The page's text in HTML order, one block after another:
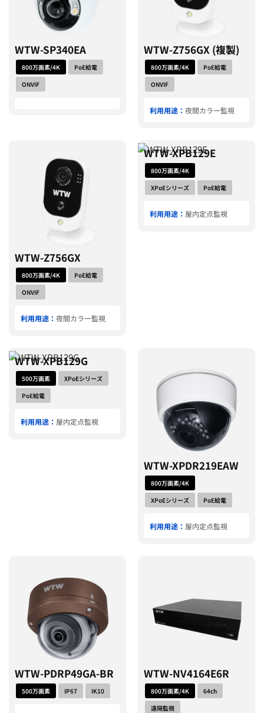
WTW-SP340EA
800万画素/4K
PoE給電
ONVIF
WTW-Z756GX (複製)
800万画素/4K
PoE給電
ONVIF
利用用途： 夜間カラー監視
WTW-Z756GX
800万画素/4K
PoE給電
ONVIF
利用用途： 夜間カラー監視
WTW-XPB129E
800万画素/4K
XPoEシリーズ
PoE給電
利用用途： 屋内定点監視
WTW-XPB129G
500万画素
XPoEシリーズ
PoE給電
利用用途： 屋内定点監視
WTW-XPDR219EAW
800万画素/4K
XPoEシリーズ
PoE給電
利用用途： 屋内定点監視
WTW-PDRP49GA-BR
500万画素 IP67 IK10
WTW-NV4164E6R
800万画素/4K
64ch
遠隔監視